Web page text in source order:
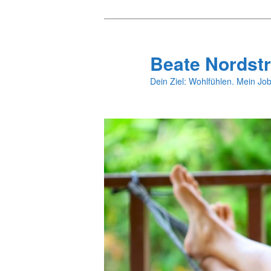
Beate
Dein Ziel: Wohlfühlen. Mein